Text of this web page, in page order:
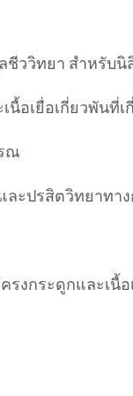
ชีววิทยา สำหรั
นื้อเยื่อเกี่ยวพันที่เ
ณ
ละปรสิตวิทยาทา
รงกระดูกและเนื้